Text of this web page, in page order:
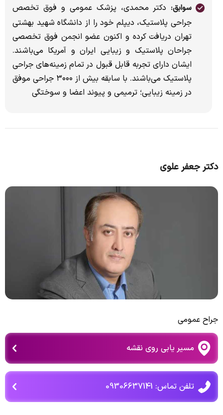
سوابق: دکتر محمدی، پزشک عمومی و فوق تخصص
جراحی پلاستیک، دیپلم خود را از دانشگاه شهید بهشتی
تهران دریافت کرده و اکنون عضو انجمن فوق تخصصی
جراحان پلاستیک و زیبایی ایران و آمریکا می‌باشند.
ایشان دارای تجربه قابل قبول در تمام زمینه‌های جراحی
پلاستیک می‌باشند. با سابقه بیش از ۳۰۰۰ جراحی موفق
در زمینه زیبایی؛ ترمیمی و پیوند اعضا و سوختگی
دکتر جعفر علوی
جراح عمومی
مسیر یابی روی نقشه
تلفن تماس: 09306637141